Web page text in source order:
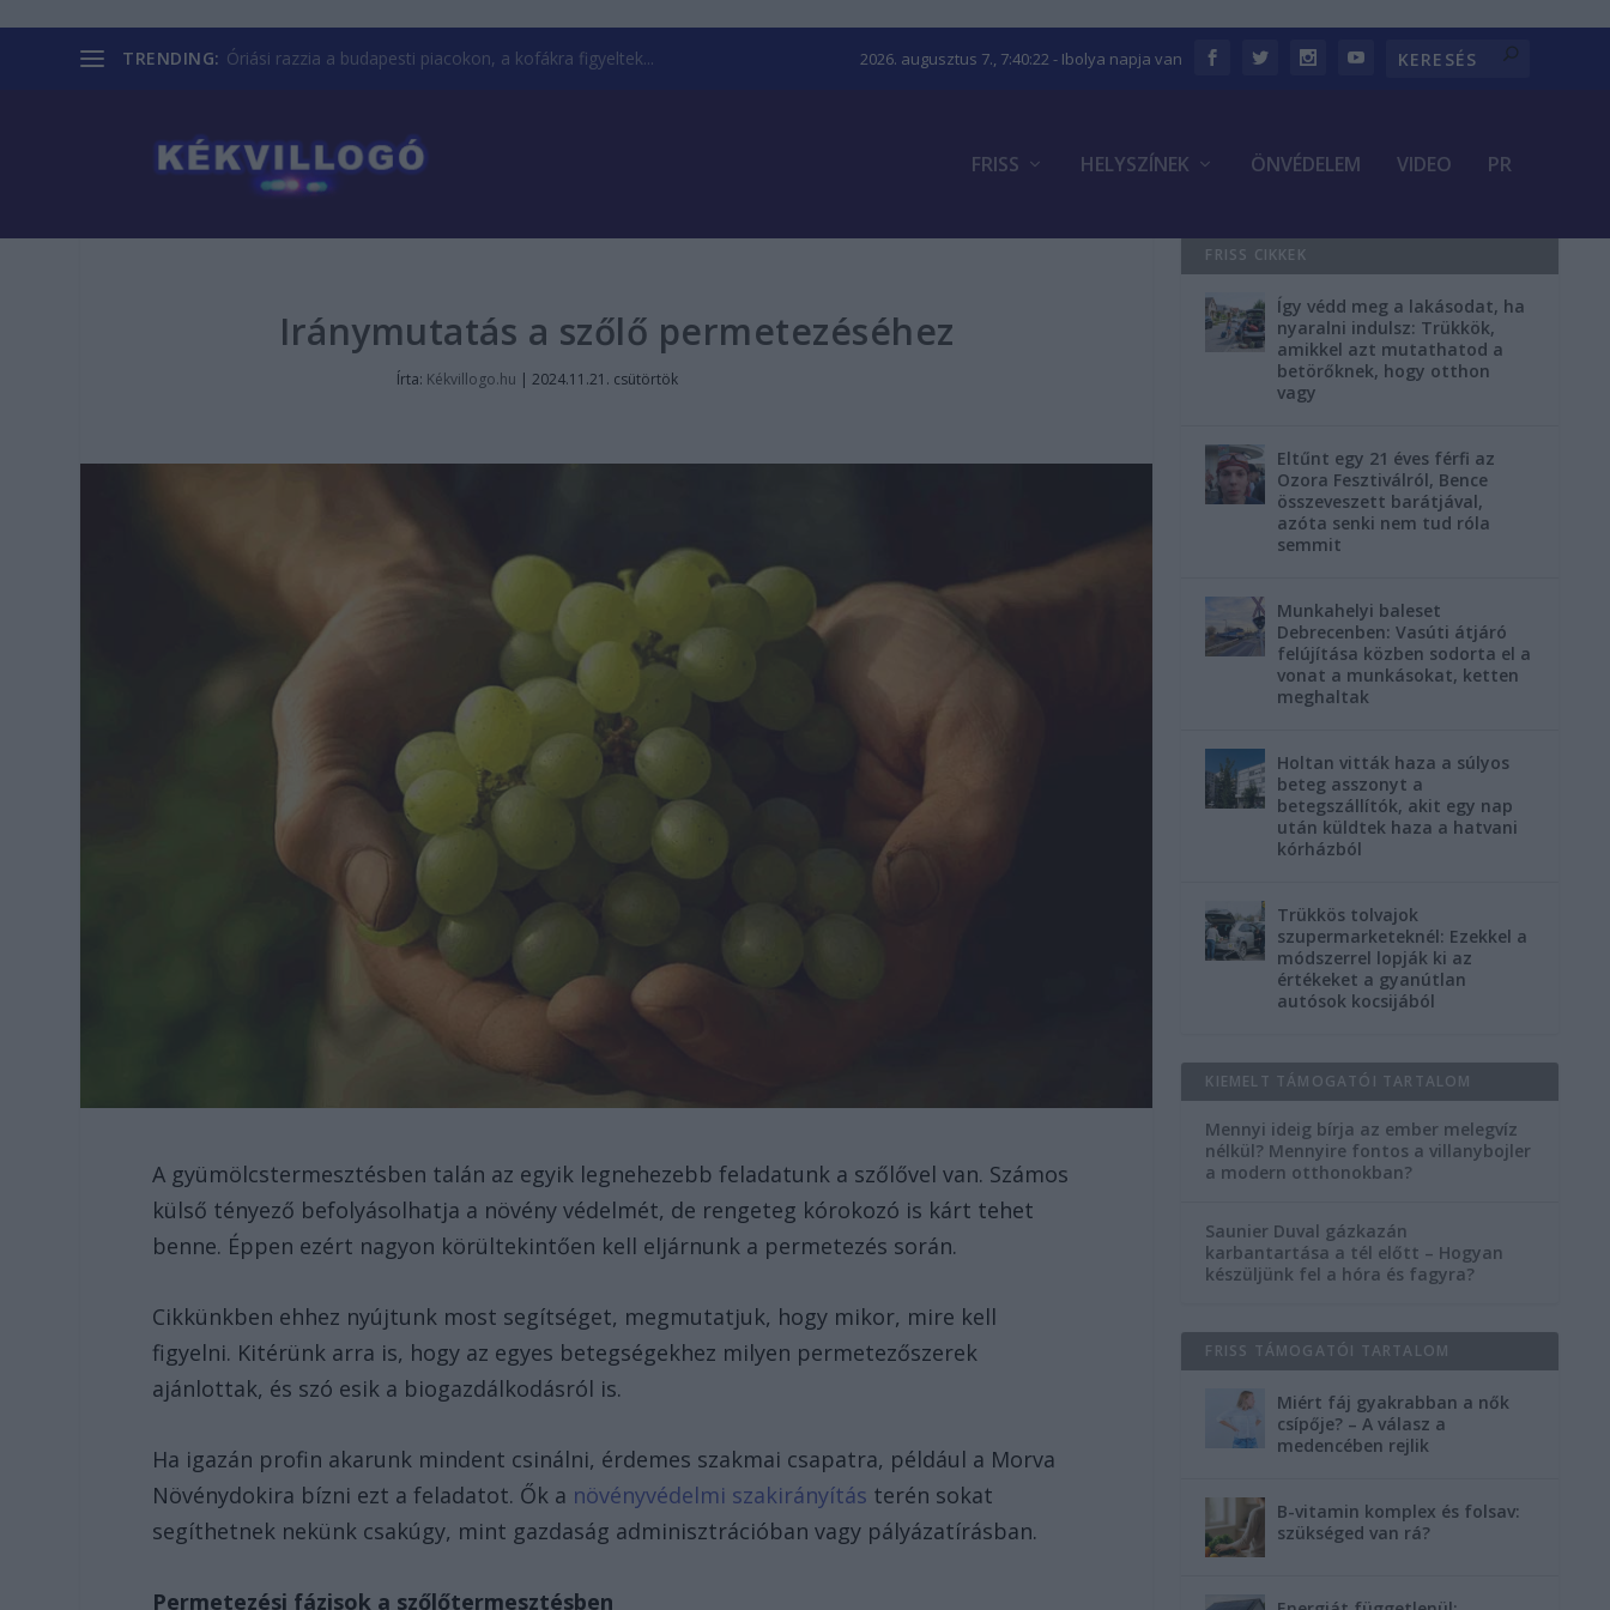
TRENDING: Óriási razzia a budapesti piacokon, a kofákra figyeltek... 2026. augusztus 7., 7:40:23 - Ibolya napja van
FRISS HELYSZÍNEK ÖNVÉDELEM VIDEO PR
Iránymutatás a szőlő permetezéséhez
Írta: Kékvillogo.hu | 2024.11.21. csütörtök
A gyümölcstermesztésben talán az egyik legnehezebb feladatunk a szőlővel van. Számos
külső tényező befolyásolhatja a növény védelmét, de rengeteg kórokozó is kárt tehet
benne. Éppen ezért nagyon körültekintően kell eljárnunk a permetezés során.
Cikkünkben ehhez nyújtunk most segítséget, megmutatjuk, hogy mikor, mire kell
figyelni. Kitérünk arra is, hogy az egyes betegségekhez milyen permetezőszerek
ajánlottak, és szó esik a biogazdálkodásról is.
Ha igazán profin akarunk mindent csinálni, érdemes szakmai csapatra, például a Morva
Növénydokira bízni ezt a feladatot. Ők a növényvédelmi szakirányítás terén sokat
segíthetnek nekünk csakúgy, mint gazdaság adminisztrációban vagy pályázatírásban.
Permetezési fázisok a szőlőtermesztésben
FRISS CIKKEK
Így védd meg a lakásodat, ha
nyaralni indulsz: Trükkök,
amikkel azt mutathatod a
betörőknek, hogy otthon
vagy
Eltűnt egy 21 éves férfi az
Ozora Fesztiválról, Bence
összeveszett barátjával,
azóta senki nem tud róla
semmit
Munkahelyi baleset
Debrecenben: Vasúti átjáró
felújítása közben sodorta el a
vonat a munkásokat, ketten
meghaltak
Holtan vitták haza a súlyos
beteg asszonyt a
betegszállítók, akit egy nap
után küldtek haza a hatvani
kórházból
Trükkös tolvajok
szupermarketeknél: Ezekkel a
módszerrel lopják ki az
értékeket a gyanútlan
autósok kocsijából
KIEMELT TÁMOGATÓI TARTALOM
Mennyi ideig bírja az ember melegvíz
nélkül? Mennyire fontos a villanybojler
a modern otthonokban?
Saunier Duval gázkazán
karbantartása a tél előtt – Hogyan
készüljünk fel a hóra és fagyra?
FRISS TÁMOGATÓI TARTALOM
Miért fáj gyakrabban a nők
csípője? – A válasz a
medencében rejlik
B-vitamin komplex és folsav:
szükséged van rá?